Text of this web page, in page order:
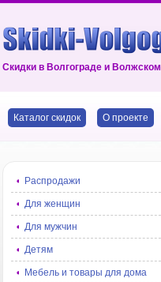
Скидки в Волгограде и Волжском
Каталог скидок О проекте
Распродажи
Для женщин
Для мужчин
Детям
Мебель и товары для дома